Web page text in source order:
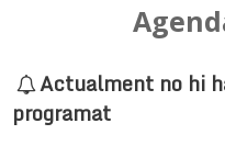
Actualment no hi
programat